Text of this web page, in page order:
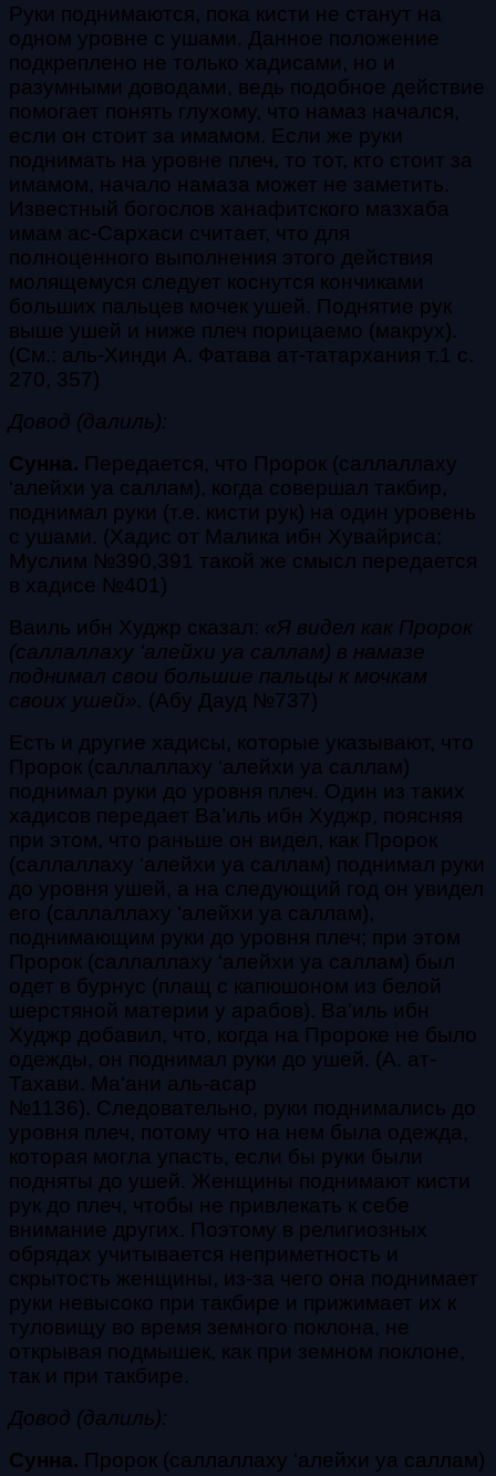
Руки поднимаются, пока кисти не станут на
одном уровне с ушами. Данное положение
подкреплено не только хадисами, но и
разумными доводами, ведь подобное действие
помогает понять глухому, что намаз начался,
если он стоит за имамом. Если же руки
поднимать на уровне плеч, то тот, кто стоит за
имамом, начало намаза может не заметить.
Известный богослов ханафитского мазхаба
имам ас-Сархаси считает, что для
полноценного выполнения этого действия
молящемуся следует коснутся кончиками
больших пальцев мочек ушей. Поднятие рук
выше ушей и ниже плеч порицаемо (макрух).
(См.: аль-Хинди А. Фатава ат-татархания т.1 с.
270, 357)
Довод (далиль):
Сунна. Передается, что Пророк (саллаллаху
‘алейхи уа саллам), когда совершал такбир,
поднимал руки (т.е. кисти рук) на один уровень
с ушами. (Хадис от Малика ибн Хувайриса;
Муслим №390,391 такой же смысл передается
в хадисе №401)
Ваиль ибн Худжр сказал: «Я видел как Пророк
(саллаллаху ‘алейхи уа саллам) в намазе
поднимал свои большие пальцы к мочкам
своих ушей». (Абу Дауд №737)
Есть и другие хадисы, которые указывают, что
Пророк (саллаллаху ‘алейхи уа саллам)
поднимал руки до уровня плеч. Один из таких
хадисов передает Ва’иль ибн Худжр, поясняя
при этом, что раньше он видел, как Пророк
(саллаллаху ‘алейхи уа саллам) поднимал руки
до уровня ушей, а на следующий год он увидел
его (саллаллаху ‘алейхи уа саллам),
поднимающим руки до уровня плеч; при этом
Пророк (саллаллаху ‘алейхи уа саллам) был
одет в бурнус (плащ с капюшоном из белой
шерстяной материи у арабов). Ва’иль ибн
Худжр добавил, что, когда на Пророке не было
одежды, он поднимал руки до ушей. (А. ат-
Тахави. Ма‘ани аль-асар
№1136). Следовательно, руки поднимались до
уровня плеч, потому что на нем была одежда,
которая могла упасть, если бы руки были
подняты до ушей. Женщины поднимают кисти
рук до плеч, чтобы не привлекать к себе
внимание других. Поэтому в религиозных
обрядах учитывается неприметность и
скрытость женщины, из-за чего она поднимает
руки невысоко при такбире и прижимает их к
туловищу во время земного поклона, не
открывая подмышек, как при земном поклоне,
так и при такбире.
Довод (далиль):
Сунна. Пророк (саллаллаху ‘алейхи уа саллам)